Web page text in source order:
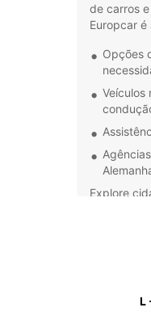
de carros
Europcar
Opções
Veículos
Explore
L